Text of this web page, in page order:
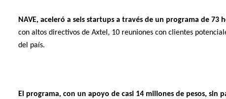
NAVE, aceleró a seis startups a través de un programa de 73
con altos directivos de Axtel, 10 reuniones con clientes
del país.
El programa, con un apoyo de casi 14 millones de pesos,